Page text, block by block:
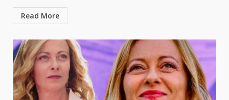
Read More